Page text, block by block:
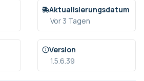
Aktualisierungsdatum
Vor 3 Tagen
Version
1.5.6.39